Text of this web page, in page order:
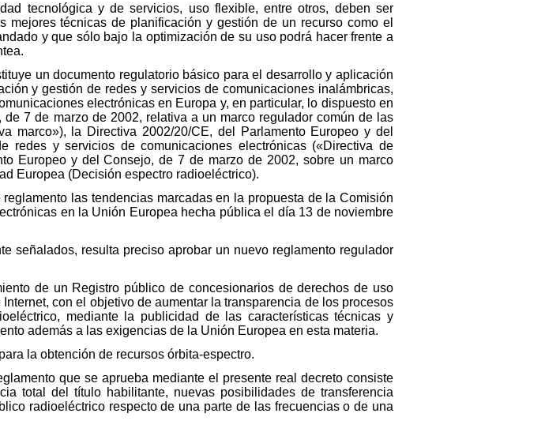
tecnológica y de servicios, uso flexible, entre otros, deben ser
técnicas de planificación y gestión de un recurso como el
y que sólo bajo la optimización de su uso podrá hacer frente a
un documento regulatorio básico para el desarrollo y aplicación
y gestión de redes y servicios de comunicaciones inalámbricas,
electrónicas en Europa y, en particular, lo dispuesto en
7 de marzo de 2002, relativa a un marco regulador común de las
marco»), la Directiva 2002/20/CE, del Parlamento Europeo y del
y servicios de comunicaciones electrónicas («Directiva de
Europeo y del Consejo, de 7 de marzo de 2002, sobre un marco
Europea (Decisión espectro radioeléctrico).
las tendencias marcadas en la propuesta de la Comisión
en la Unión Europea hecha pública el día 13 de noviembre
señalados, resulta preciso aprobar un nuevo reglamento regulador
de un Registro público de concesionarios de derechos de uso
con el objetivo de aumentar la transparencia de los procesos
mediante la publicidad de las características técnicas y
además a las exigencias de la Unión Europea en esta materia.
la obtención de recursos órbita-espectro.
que se aprueba mediante el presente real decreto consiste
total del título habilitante, nuevas posibilidades de transferencia
radioeléctrico respecto de una parte de las frecuencias o de una